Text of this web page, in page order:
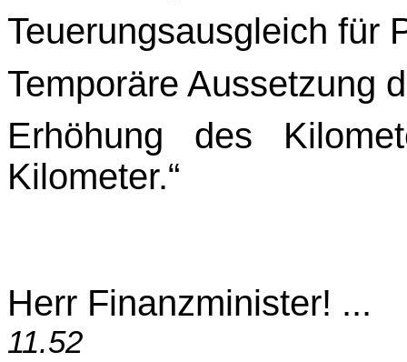
Teuerungsausgleich für
Temporäre Aussetzung
Erhöhung des
Kilometer.“
Herr Finanzminister! ...
11.52